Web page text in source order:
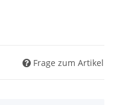
Frage zum Artikel